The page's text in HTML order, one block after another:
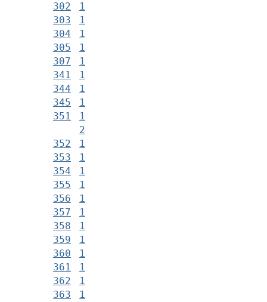
302
1
303
1
304
1
305
1
307
1
341
1
344
1
345
1
351
1
2
352
1
353
1
354
1
355
1
356
1
357
1
358
1
359
1
360
1
361
1
362
1
363
1